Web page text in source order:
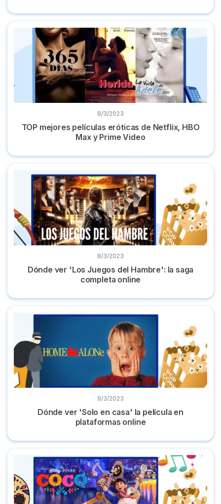
TOP mejores películas eróticas de Netflix, HBO Max y
8/3/2023
TOP mejores películas eróticas de Netflix, HBO
Max y Prime Video
Dónde ver 'Los Juegos del Hambre': la saga completa
8/3/2023
Dónde ver 'Los Juegos del Hambre': la saga
completa online
Dónde ver 'Solo en casa' la película en plataformas online
9/3/2023
Dónde ver 'Solo en casa' la película en
plataformas online
Dónde ver 'Coco' la película de Disney en castellano online